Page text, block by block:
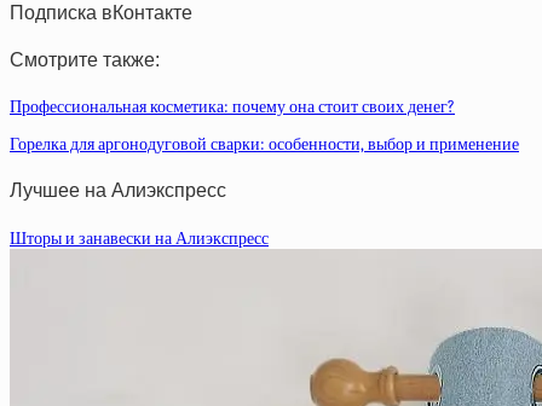
Подписка вКонтакте
Смотрите также:
Профессиональная косметика: почему она стоит своих денег?
Горелка для аргонодуговой сварки: особенности, выбор и применение
Лучшее на Алиэкспресс
Шторы и занавески на Алиэкспресс